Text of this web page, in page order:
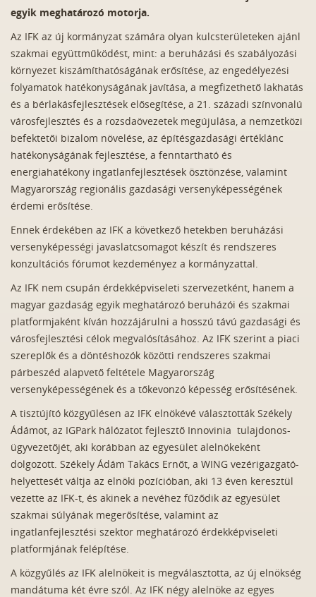
egyik meghatározó motorja.
Az IFK az új kormányzat számára olyan kulcsterületeken ajánl
szakmai együttműködést, mint: a beruházási és szabályozási
környezet kiszámíthatóságának erősítése, az engedélyezési
folyamatok hatékonyságának javítása, a megfizethető lakhatás
és a bérlakásfejlesztések elősegítése, a 21. századi színvonalú
városfejlesztés és a rozsdaövezetek megújulása, a nemzetközi
befektetői bizalom növelése, az építésgazdasági értéklánc
hatékonyságának fejlesztése, a fenntartható és
energiahatékony ingatlanfejlesztések ösztönzése, valamint
Magyarország regionális gazdasági versenyképességének
érdemi erősítése.
Ennek érdekében az IFK a következő hetekben beruházási
versenyképességi javaslatcsomagot készít és rendszeres
konzultációs fórumot kezdeményez a kormányzattal.
Az IFK nem csupán érdekképviseleti szervezetként, hanem a
magyar gazdaság egyik meghatározó beruházói és szakmai
platformjaként kíván hozzájárulni a hosszú távú gazdasági és
városfejlesztési célok megvalósításához. Az IFK szerint a piaci
szereplők és a döntéshozók közötti rendszeres szakmai
párbeszéd alapvető feltétele Magyarország
versenyképességének és a tőkevonzó képesség erősítésének.
A tisztújító közgyűlésen az IFK elnökévé választották Székely
Ádámot, az IGPark hálózatot fejlesztő Innovinia tulajdonos-
ügyvezetőjét, aki korábban az egyesület alelnökeként
dolgozott. Székely Ádám Takács Ernőt, a WING vezérigazgató-
helyettesét váltja az elnöki pozícióban, aki 13 éven keresztül
vezette az IFK-t, és akinek a nevéhez fűződik az egyesület
szakmai súlyának megerősítése, valamint az
ingatlanfejlesztési szektor meghatározó érdekképviseleti
platformjának felépítése.
A közgyűlés az IFK alelnökeit is megválasztotta, az új elnökség
mandátuma két évre szól. Az IFK négy alelnöke az egyes